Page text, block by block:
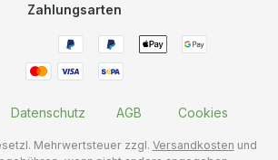
Zahlungsarten
Datenschutz AGB Cookies
Mehrwertsteuer zzgl. Versandkosten und